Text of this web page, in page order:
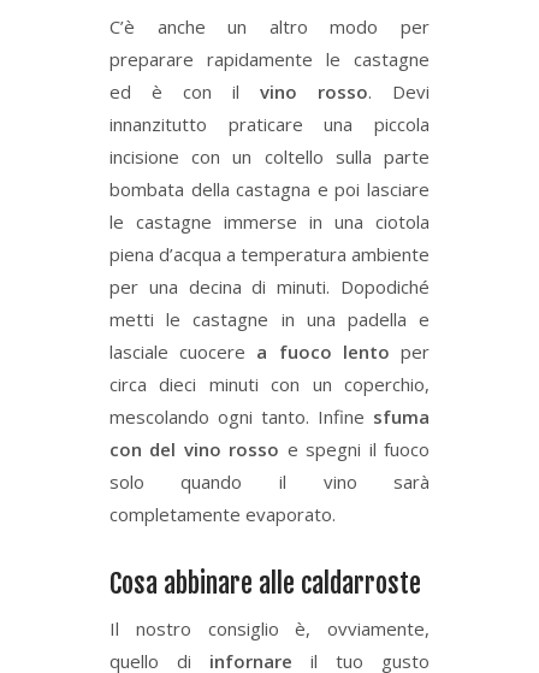
C’è anche un altro modo per
preparare rapidamente le castagne
ed è con ilvino rosso. Devi
innanzitutto praticare una piccola
incisione con un coltello sulla parte
bombata della castagna e poi lasciare
le castagne immerse in una ciotola
piena d’acqua a temperatura ambiente
per una decina di minuti. Dopodiché
metti le castagne in una padella e
lasciale cuocere a fuoco lento per
circa dieci minuti con un coperchio,
mescolando ogni tanto. Infine sfuma
con del vino rosso e spegni il fuoco
solo quando il vino sarà
completamente evaporato.
Cosa abbinare alle caldarroste
Il nostro consiglio è, ovviamente,
quello di infornare il tuo gusto